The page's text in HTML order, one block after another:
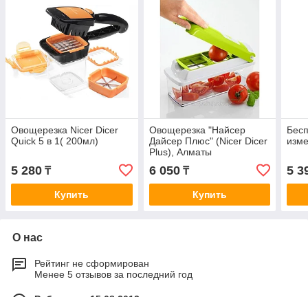
Овощерезка Nicer Dicer
Quick 5 в 1( 200мл)
5 280 ₸
Купить
Овощерезка "Найсер
Дайсер Плюс" (Nicer Dicer
Plus), Алматы
6 050₸
Купить
5
О нас
Рейтинг не сформирован
Менее 5 отзывов за последний год